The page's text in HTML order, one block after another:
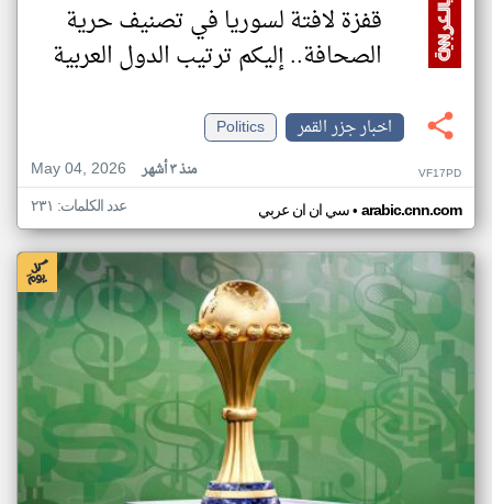
قفزة لافتة لسوريا في تصنيف حرية
الصحافة.. إليكم ترتيب الدول العربية
اخبار جزر القمر
Politics
May 04, 2026
منذ ٣ أشهر VF17PD
سي ان ان عربي• arabic.cnn.com عدد الكلمات: ٢٣١